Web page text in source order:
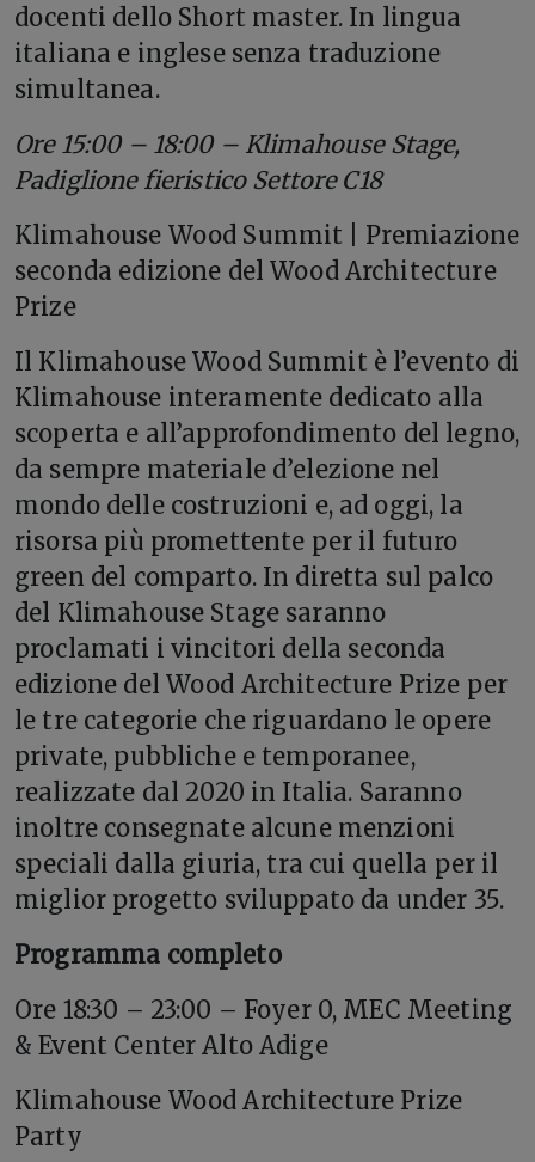
docenti dello Short master. In lingua
italiana e inglese senza traduzione
simultanea.
Ore 15:00 – 18:00 – Klimahouse Stage,
Padiglione fieristico Settore C18
Klimahouse Wood Summit | Premiazione
seconda edizione del Wood Architecture
Prize
Il Klimahouse Wood Summit è l’evento di
Klimahouse interamente dedicato alla
scoperta e all’approfondimento del legno,
da sempre materiale d’elezione nel
mondo delle costruzioni e, ad oggi, la
risorsa più promettente per il futuro
green del comparto. In diretta sul palco
del Klimahouse Stage saranno
proclamati i vincitori della seconda
edizione del Wood Architecture Prize per
le tre categorie che riguardano le opere
private, pubbliche e temporanee,
realizzate dal 2020 in Italia. Saranno
inoltre consegnate alcune menzioni
speciali dalla giuria, tra cui quella per il
miglior progetto sviluppato da under 35.
Programma completo
Ore 18:30 – 23:00 – Foyer 0, MEC Meeting
& Event Center Alto Adige
Klimahouse Wood Architecture Prize
Party